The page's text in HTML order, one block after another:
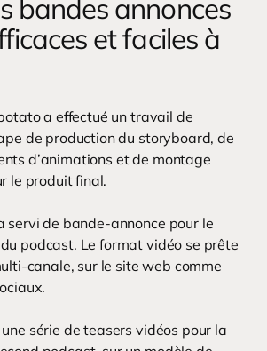
bandes annonces
et faciles à
a effectué un travail de
de production du storyboard, de
d’animations et de montage
le produit final.
servi de bande-annonce pour le
podcast. Le format vidéo se prête
canale, sur le site web comme
série de teasers vidéos pour la